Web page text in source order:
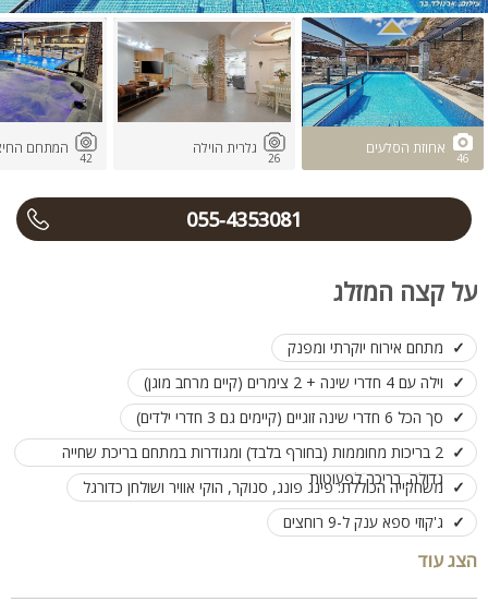
46
אחוזת הסלעים
26
גלרית הוילה
42
המתחם
055-4353081
על קצה המזלג
מתחם אירוח יוקרתי ומפנק
וילה עם 4 חדרי שינה + 2 צימרים (קיים מרחב מוגן)
סך הכל 6 חדרי שינה זוגיים (קיימים גם 3 חדרי ילדים)
2 בריכות מחוממות (בחורף בלבד) ומגודרות במתחם בריכת שחייה
גדולה, בריכה לפעוטות
משחקייה הכוללת: פינג פונג, סנוקר, הוקי אוויר ושולחן כדורגל
ג'קוזי ספא ענק ל-9 רוחצים
גג הבריכה נפתח ונסגר (מתאים לכל עונות השנה)הצג עוד